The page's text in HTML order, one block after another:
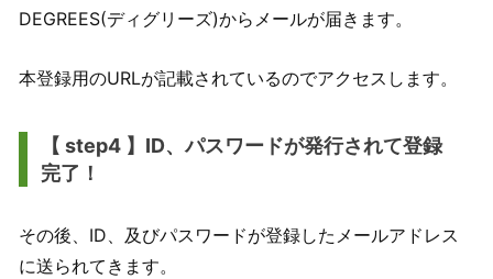
DEGREES(ディグリーズ)からメールが届きます。
本登録用のURLが記載されているのでアクセスします。
【 step4 】ID、パスワードが発行されて登録
完了！
その後、ID、及びパスワードが登録したメールアドレス
に送られてきます。